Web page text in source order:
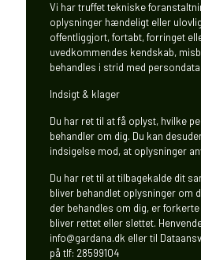
Vi har truffet tekniske
oplysninger hændeligt eller
offentliggjort, fortabt, forringet
uvedkommendes kendskab,
behandles i strid med
Indsigt & klager
Du har ret til at få oplyst, hvilke
behandler om dig. Du kan
indsigelse mod, at oplysninger
Du har ret til at tilbagekalde dit
bliver behandlet oplysninger om
der behandles om dig, er
bliver rettet eller slettet.
info@gardana.dk eller til
på tlf: 28599104